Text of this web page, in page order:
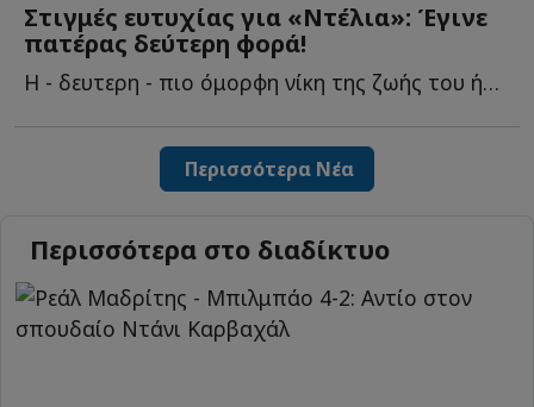
Στιγμές ευτυχίας για «Ντέλια»: Έγινε
πατέρας δεύτερη φορά!
Η - δευτερη - πιο όμορφη νίκη της ζωής του ήρθε μακριά α...
Περισσότερα Νέα
Περισσότερα στο διαδίκτυο